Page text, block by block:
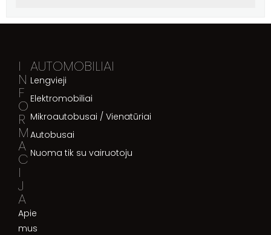
I
N
F
O
R
M
A
C
I
J
A
Apie
mus
AUTOMOBILIAI
Lengvieji
Elektromobiliai
Mikroautobusai / Vienatūriai
Autobusai
Nuoma tik su vairuotoju